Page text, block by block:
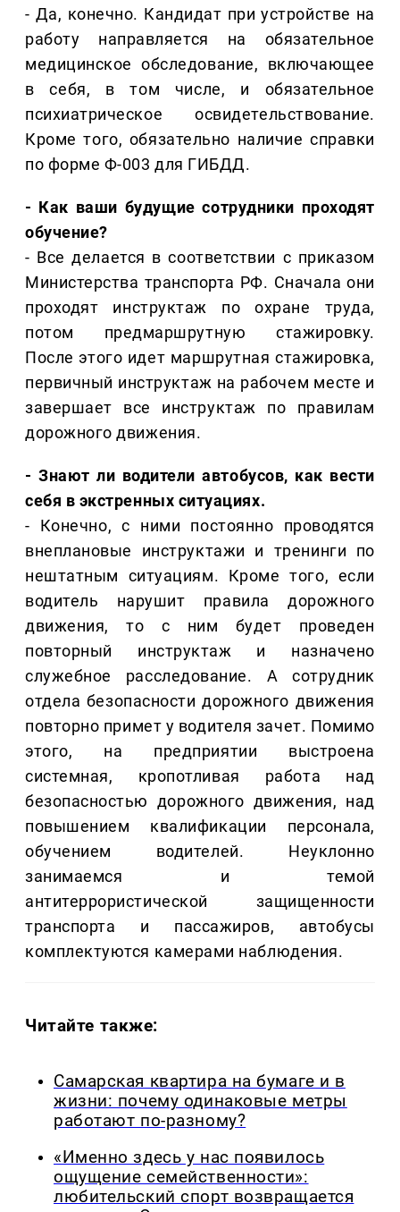
- Да, конечно. Кандидат при устройстве на
работу направляется на обязательное
медицинское обследование, включающее
в себя, в том числе, и обязательное
психиатрическое освидетельствование.
Кроме того, обязательно наличие справки
по форме Ф-003 для ГИБДД.
- Как ваши будущие сотрудники проходят
обучение?
- Все делается в соответствии с приказом
Министерства транспорта РФ. Сначала они
проходят инструктаж по охране труда,
потом предмаршрутную стажировку.
После этого идет маршрутная стажировка,
первичный инструктаж на рабочем месте и
завершает все инструктаж по правилам
дорожного движения.
- Знают ли водители автобусов, как вести
себя в экстренных ситуациях.
- Конечно, с ними постоянно проводятся
внеплановые инструктажи и тренинги по
нештатным ситуациям. Кроме того, если
водитель нарушит правила дорожного
движения, то с ним будет проведен
повторный инструктаж и назначено
служебное расследование. А сотрудник
отдела безопасности дорожного движения
повторно примет у водителя зачет. Помимо
этого, на предприятии выстроена
системная, кропотливая работа над
безопасностью дорожного движения, над
повышением квалификации персонала,
обучением водителей. Неуклонно
занимаемся и темой
антитеррористической защищенности
транспорта и пассажиров, автобусы
комплектуются камерами наблюдения.
Читайте также:
Самарская квартира на бумаге и в
жизни: почему одинаковые метры
работают по-разному?
«Именно здесь у нас появилось
ощущение семейственности»:
любительский спорт возвращается